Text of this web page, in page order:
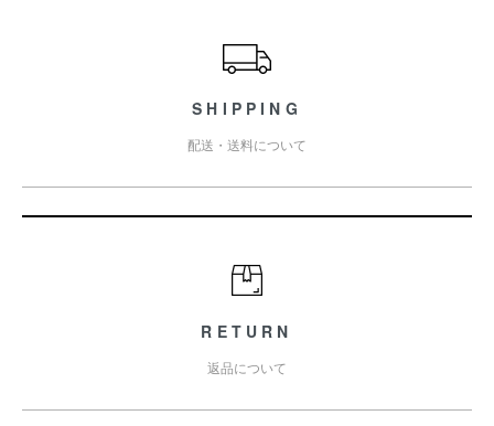
SHIPPING
配送・送料について
RETURN
返品について